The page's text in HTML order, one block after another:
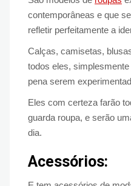
contemporâneas e que
refletir perfeitamente a
Calças, camisetas,
todos eles,
pena serem
Eles com certeza farão
guarda roupa, e serão
dia.
Acessórios: